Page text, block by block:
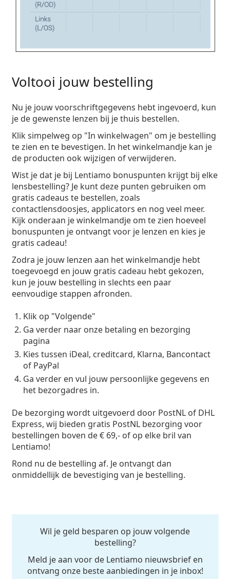
Voltooi jouw bestelling
Nu je jouw voorschriftgegevens hebt ingevoerd, kun
je de gewenste lenzen bij je thuis bestellen.
Klik simpelweg op "In winkelwagen" om je bestelling
te zien en te bevestigen. In het winkelmandje kan je
de producten ook wijzigen of verwijderen.
Wist je dat je bij Lentiamo bonuspunten krijgt bij elke
lensbestelling? Je kunt deze punten gebruiken om
gratis cadeaus te bestellen, zoals
contactlensdoosjes, applicators en nog veel meer.
Kijk onderaan je winkelmandje om te zien hoeveel
bonuspunten je ontvangt voor je lenzen en kies je
gratis cadeau!
Zodra je jouw lenzen aan het winkelmandje hebt
toegevoegd en jouw gratis cadeau hebt gekozen,
kun je jouw bestelling in slechts een paar
eenvoudige stappen afronden.
Klik op "Volgende"
Ga verder naar onze betaling en bezorging
pagina
Kies tussen iDeal, creditcard, Klarna, Bancontact
of PayPal
Ga verder en vul jouw persoonlijke gegevens en
het bezorgadres in.
De bezorging wordt uitgevoerd door PostNL of DHL
Express, wij bieden gratis PostNL bezorging voor
bestellingen boven de € 69,- of op elke bril van
Lentiamo!
Rond nu de bestelling af. Je ontvangt dan
onmiddellijk de bevestiging van je bestelling.
Wil je geld besparen op jouw volgende
bestelling?
Meld je aan voor de Lentiamo nieuwsbrief en
ontvang onze beste aanbiedingen in je inbox!